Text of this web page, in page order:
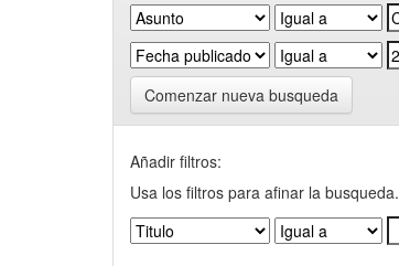
Comenzar nueva busqueda
Añadir filtros:
Usa los filtros para afinar la busqueda.